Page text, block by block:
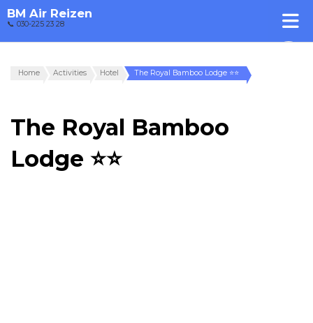
BM Air Reizen
📞 030-225 23 28
Home Activities Hotel The Royal Bamboo Lodge ⭐⭐
The Royal Bamboo
Lodge ⭐⭐